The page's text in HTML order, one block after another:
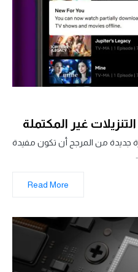
غير المكتملة
جديدة من المرجح أن تكون مفيدة
Read More